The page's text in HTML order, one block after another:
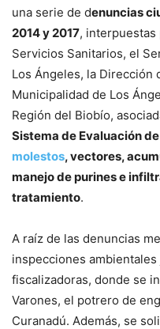
una serie de denuncias
2014 y 2017,
Servicios Sanitarios, el
Los Ángeles, la Dirección
Municipalidad de Los
Región del Biobío,
Sistema de Evaluación
molestos, vectores,
manejo de purines e
tratamiento.
A raíz de las denuncias
inspecciones
fiscalizadoras, donde se
Varones, el potrero de
Curanadú. Además, se